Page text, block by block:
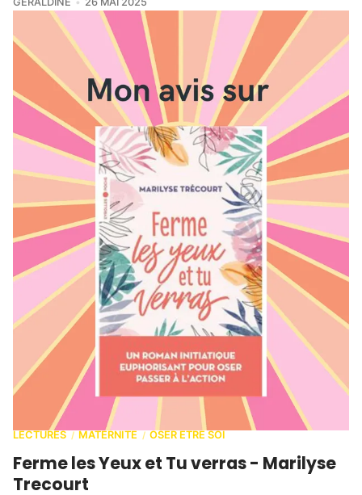
LECTURES / MATERNITÉ / OSER ETRE SOI
Ferme les Yeux et Tu verras - Marilyse
Trecourt